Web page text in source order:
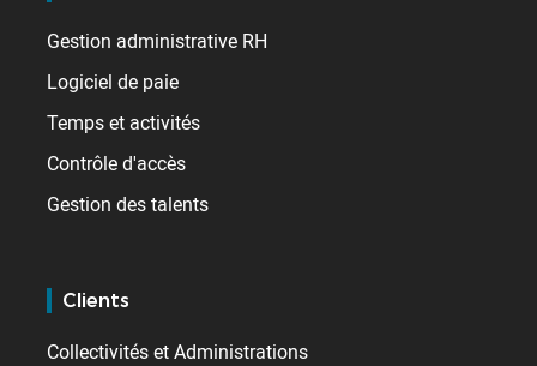
Gestion administrative RH
Logiciel de paie
Temps et activités
Contrôle d'accès
Gestion des talents
Clients
Collectivités et Administrations